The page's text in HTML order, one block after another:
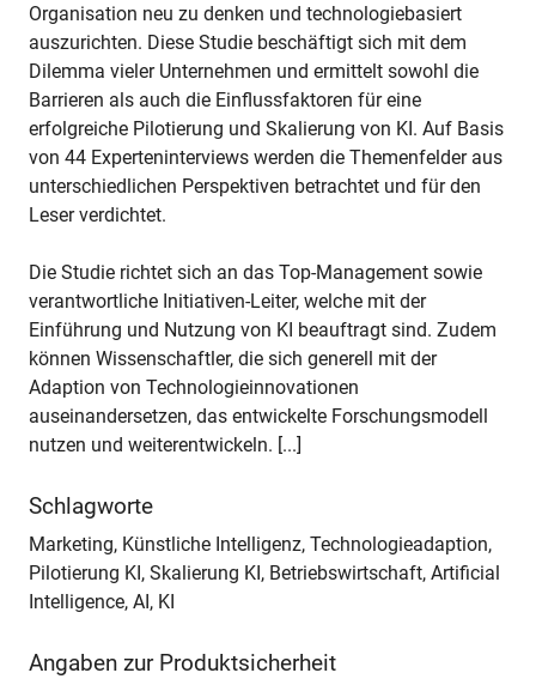
Organisation neu zu denken und technologiebasiert
auszurichten. Diese Studie beschäftigt sich mit dem
Dilemma vieler Unternehmen und ermittelt sowohl die
Barrieren als auch die Einflussfaktoren für eine
erfolgreiche Pilotierung und Skalierung von KI. Auf Basis
von 44 Experteninterviews werden die Themenfelder aus
unterschiedlichen Perspektiven betrachtet und für den
Leser verdichtet.
Die Studie richtet sich an das Top-Management sowie
verantwortliche Initiativen-Leiter, welche mit der
Einführung und Nutzung von KI beauftragt sind. Zudem
können Wissenschaftler, die sich generell mit der
Adaption von Technologieinnovationen
auseinandersetzen, das entwickelte Forschungsmodell
nutzen und weiterentwickeln. [...]
Schlagworte
Marketing, Künstliche Intelligenz, Technologieadaption,
Pilotierung KI, Skalierung KI, Betriebswirtschaft, Artificial
Intelligence, AI, KI
Angaben zur Produktsicherheit